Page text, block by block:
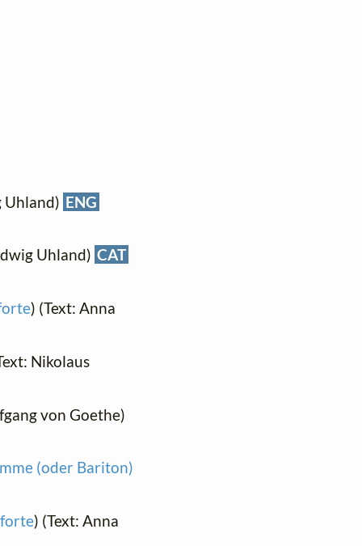
Uhland) ENG
Uhland) CAT
) (Text: Anna
Nikolaus
von Goethe)
(oder Bariton)
) (Text: Anna